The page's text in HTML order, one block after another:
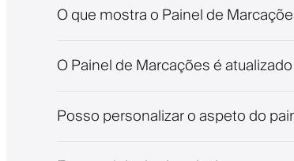
O que mostra o Painel de
O Painel de Marcações é
Posso personalizar o aspeto do